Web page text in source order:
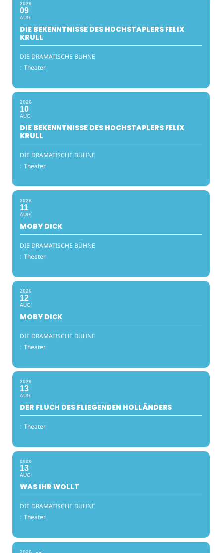
2026
09
AUG
DIE BEKENNTNISSE DES HOCHSTAPLERS FELIX
KRULL
DIE DRAMATISCHE BÜHNE
: Theater
2026
10
AUG
DIE BEKENNTNISSE DES HOCHSTAPLERS FELIX
KRULL
DIE DRAMATISCHE BÜHNE
: Theater
2026
11
AUG
MOBY DICK
DIE DRAMATISCHE BÜHNE
: Theater
2026
12
AUG
MOBY DICK
DIE DRAMATISCHE BÜHNE
: Theater
2026
13
AUG
DER FLUCH DES FLIEGENDEN HOLLÄNDERS
: Theater
2026
13
AUG
WAS IHR WOLLT
DIE DRAMATISCHE BÜHNE
: Theater
2026